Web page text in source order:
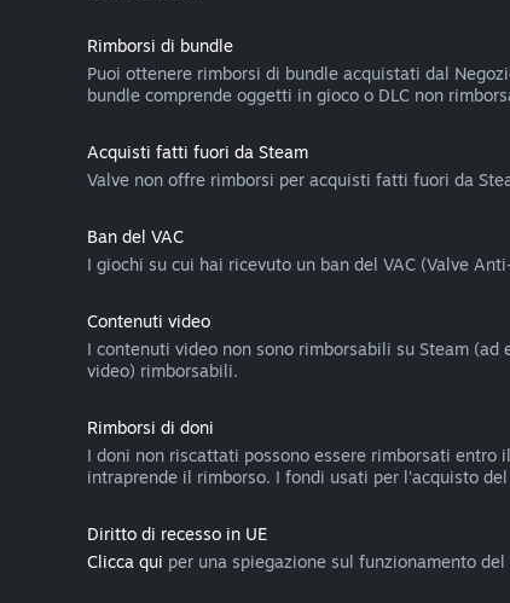
Rimborsi di bundle
Puoi ottenere rimborsi di bundle acquistati dal
bundle comprende oggetti in gioco o DLC non
Acquisti fatti fuori da Steam
Valve non offre rimborsi per acquisti fatti fuori da
Ban del VAC
I giochi su cui hai ricevuto un ban del VAC (Valve
Contenuti video
I contenuti video non sono rimborsabili su Steam
video) rimborsabili.
Rimborsi di doni
I doni non riscattati possono essere rimborsati
intraprende il rimborso. I fondi usati per l'acquisto
Diritto di recesso in UE
Clicca qui per una spiegazione sul funzionamento